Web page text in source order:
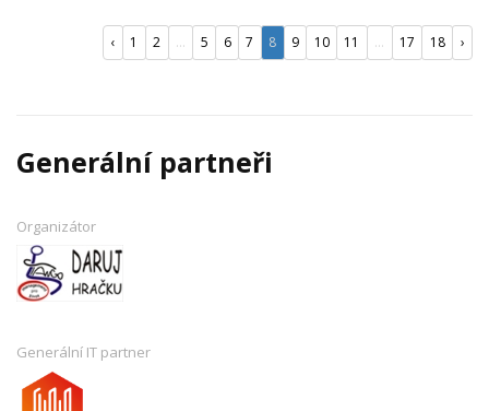
‹ 1 2 ... 5 6 7 8 9 10 11 ... 17 18 ›
Generální partneři
Organizátor
Generální IT partner